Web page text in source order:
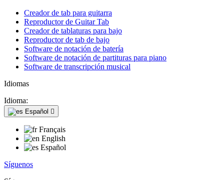
Creador de tab para guitarra
Reproductor de Guitar Tab
Creador de tablaturas para bajo
Reproductor de tab de bajo
Software de notación de batería
Software de notación de partituras para piano
Software de transcripción musical
Idiomas
Idioma:
Español 
Français
English
Español
Síguenos